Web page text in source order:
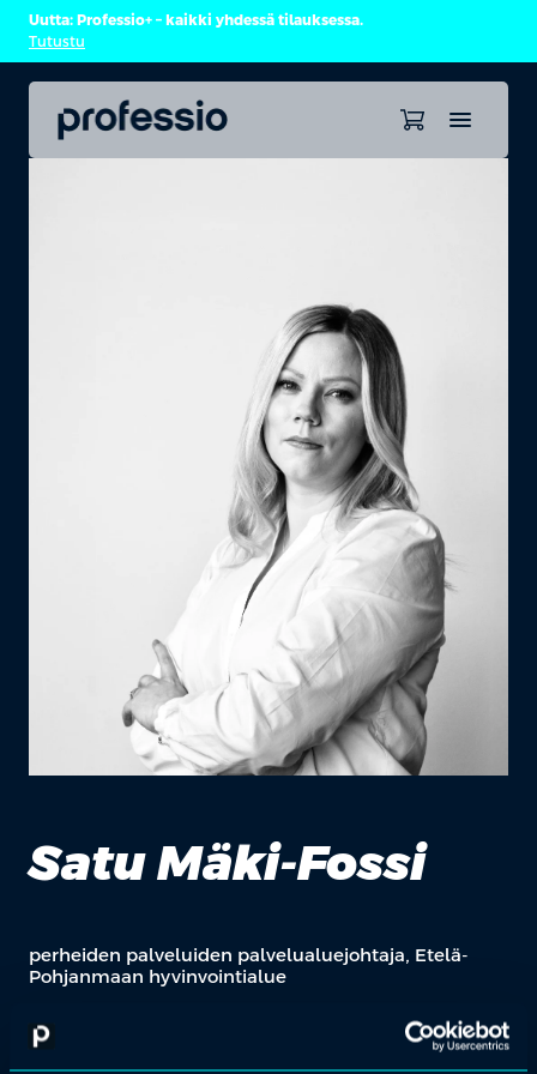
Uutta: Professio+ – kaikki yhdessä tilauksessa.
Tutustu
Satu Mäki-Fossi
perheiden palveluiden palvelualuejohtaja, Etelä-
Pohjanmaan hyvinvointialue
Satu Mäki-Fossi on lasten, nuorten ja perheiden palveluiden
kokenut työntekijä, kehittäjä ja johtaja. Perheiden palveluiden
palvelualuejohtajana Etelä-Pohjanmaan hyvinvointialueella hän